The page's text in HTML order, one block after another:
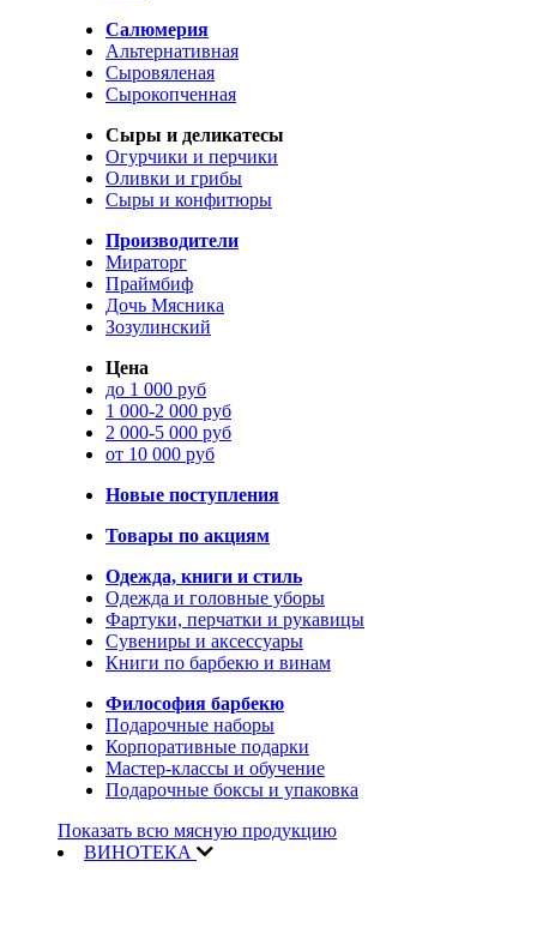
Салюмерия
Альтернативная
Сыровяленая
Сырокопченная
Сыры и деликатесы
Огурчики и перчики
Оливки и грибы
Сыры и конфитюры
Производители
Мираторг
Праймбиф
Дочь Мясника
Зозулинский
Цена
до 1 000 руб
1 000-2 000 руб
2 000-5 000 руб
от 10 000 руб
Новые поступления
Товары по акциям
Одежда, книги и стиль
Одежда и головные уборы
Фартуки, перчатки и рукавицы
Сувениры и аксессуары
Книги по барбекю и винам
Философия барбекю
Подарочные наборы
Корпоративные подарки
Мастер-классы и обучение
Подарочные боксы и упаковка
Показать всю мясную продукцию
ВИНОТЕКА